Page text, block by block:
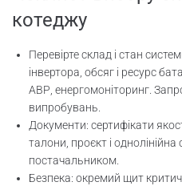
котеджу
Перевірте склад і стан
інвертора, обсяг і ресурс
АВР, енергомоніторинг.
випробувань.
Документи: сертифікати
талони, проєкт і
постачальником.
Безпека: окремий щит